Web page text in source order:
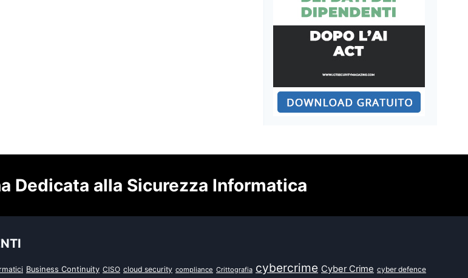
Dedicata alla Sicurezza Informatica
Business Continuity CISO cloud security compliance Crittografia cybercrime Cyber Crime cyber defence